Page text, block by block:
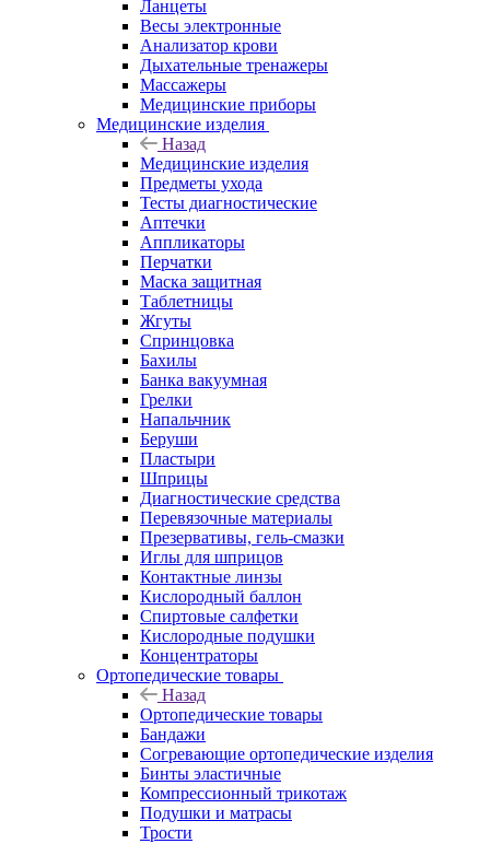
Ланцеты
Весы электронные
Анализатор крови
Дыхательные тренажеры
Массажеры
Медицинские приборы
Медицинские изделия
Назад
Медицинские изделия
Предметы ухода
Тесты диагностические
Аптечки
Аппликаторы
Перчатки
Маска защитная
Таблетницы
Жгуты
Спринцовка
Бахилы
Банка вакуумная
Грелки
Напальчник
Беруши
Пластыри
Шприцы
Диагностические средства
Перевязочные материалы
Презервативы, гель-смазки
Иглы для шприцов
Контактные линзы
Кислородный баллон
Спиртовые салфетки
Кислородные подушки
Концентраторы
Ортопедические товары
Назад
Ортопедические товары
Бандажи
Согревающие ортопедические изделия
Бинты эластичные
Компрессионный трикотаж
Подушки и матрасы
Трости